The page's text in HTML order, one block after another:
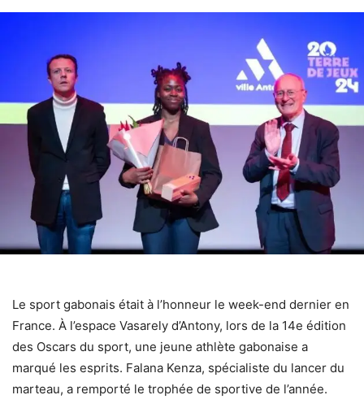
Le sport gabonais était à l’honneur le week-end dernier en
France. À l’espace Vasarely d’Antony, lors de la 14e édition
des Oscars du sport, une jeune athlète gabonaise a
marqué les esprits. Falana Kenza, spécialiste du lancer du
marteau, a remporté le trophée de sportive de l’année.